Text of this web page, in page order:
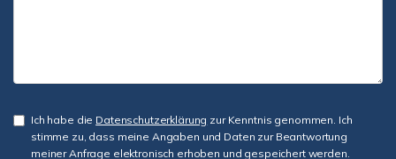
Ich habe die Datenschutzerklärung zur Kenntnis genommen. Ich
stimme zu, dass meine Angaben und Daten zur Beantwortung
meiner Anfrage elektronisch erhoben und gespeichert werden.